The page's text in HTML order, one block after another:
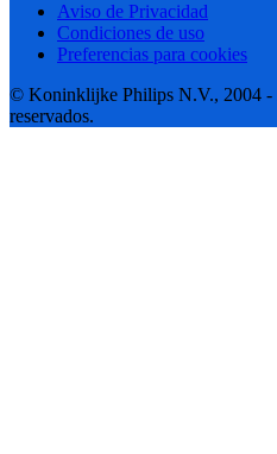
Aviso de Privacidad
Condiciones de uso
Preferencias para cookies
© Koninklijke Philips N.V., 2004 -
reservados.